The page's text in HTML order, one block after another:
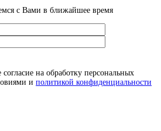
с Вами в ближайшее время
согласие на обработку персональных
и политикой конфиденциальности